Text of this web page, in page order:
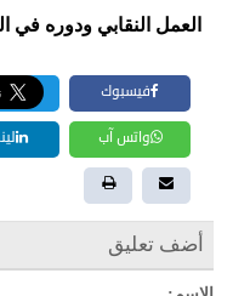
العمل النقابي ودوره في
فيسبوك
واتس آب
أضف تعليق